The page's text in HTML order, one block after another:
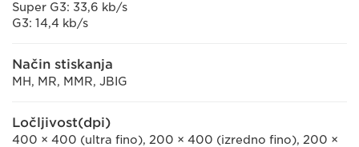
Super G3: 33,6 kb/s
G3: 14,4 kb/s
Način stiskanja
MH, MR, MMR, JBIG
Ločljivost(dpi)
400 × 400 (ultra fino), 200 × 400 (izredno fino), 200 ×